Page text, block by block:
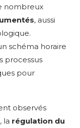
nombreux
, aussi
schéma horaire
processus
pour
observés
, la régulation du